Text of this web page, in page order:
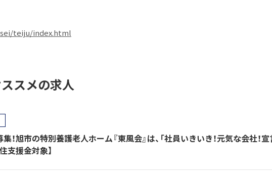
teiju/index.html
スメの求人
集！旭市の特別養護老人ホーム『東風会』は、「社員いきいき！元気な会社！
支援金対象】